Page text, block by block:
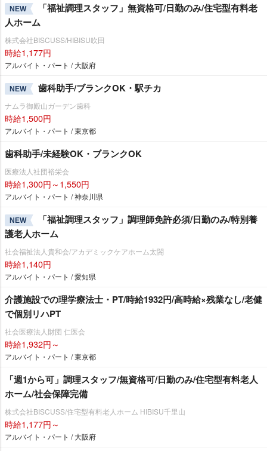
NEW
「福祉調理スタッフ」無資格可/日勤のみ/住宅型有料老
人ホーム
株式会社BISCUSS/HIBISU吹田
時給1,177円
アルバイト・パート / 大阪府
NEW 歯科助手/ブランクOK・駅チカ
ナムラ御殿山ガーデン歯科
時給1,500円
アルバイト・パート / 東京都
歯科助手/未経験OK・ブランクOK
医療法人社団裕栄会
時給1,300円～1,550円
アルバイト・パート / 神奈川県
NEW
「福祉調理スタッフ」調理師免許必須/日勤のみ/特別養
護老人ホーム
社会福祉法人貴和会/アカデミックケアホーム太閤
時給1,140円
アルバイト・パート / 愛知県
介護施設での理学療法士・PT/時給1932円/高時給×残業なし/老健
で個別リハPT
社会医療法人財団 仁医会
時給1,932円～
アルバイト・パート / 東京都
「週1から可」調理スタッフ/無資格可/日勤のみ/住宅型有料老人
ホーム/社会保障完備
株式会社BISCUSS/住宅型有料老人ホーム HIBISU千里山
時給1,177円～
アルバイト・パート / 大阪府